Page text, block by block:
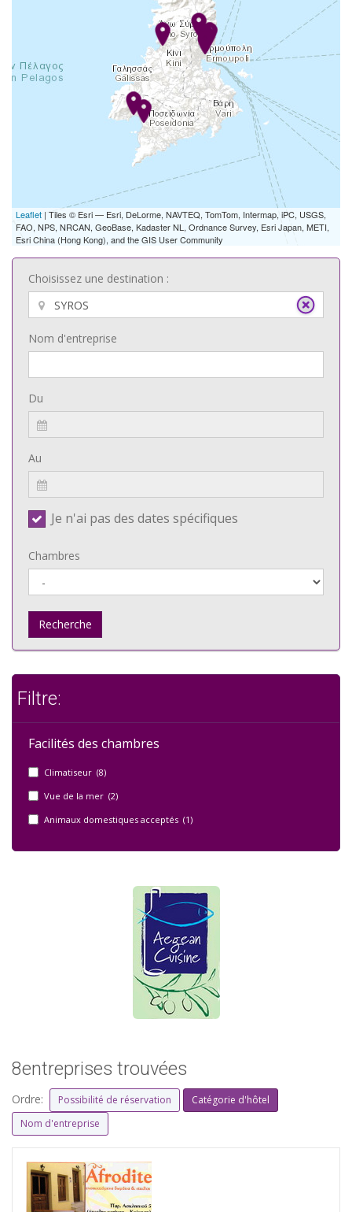
Leaflet | Tiles © Esri — Esri, DeLorme, NAVTEQ, TomTom, Intermap, iPC, USGS,
FAO, NPS, NRCAN, GeoBase, Kadaster NL, Ordnance Survey, Esri Japan, METI,
Esri China (Hong Kong), and the GIS User Community
Choisissez une destination :
Nom d'entreprise
Du
Au
Je n'ai pas des dates spécifiques
Chambres
Recherche
Filtre:
Facilités des chambres
Climatiseur (8)
Vue de la mer (2)
Animaux domestiques acceptés (1)
8entreprises trouvées
Ordre: Possibilité de réservation
Catégorie d'hôtel
Nom d'entreprise